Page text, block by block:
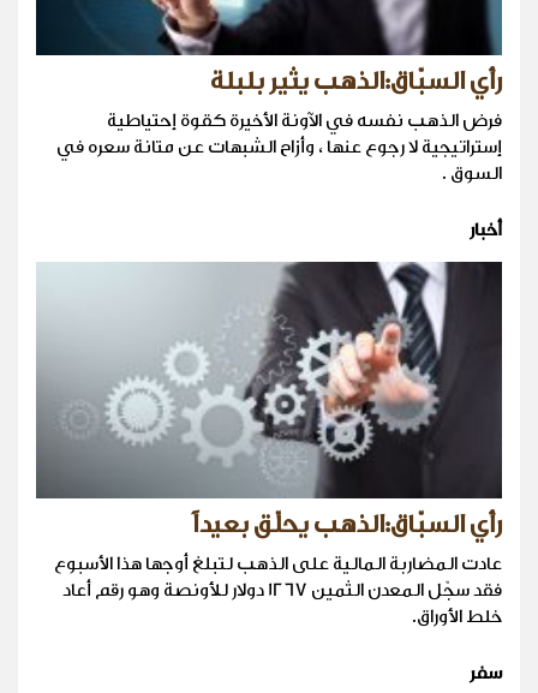
رأي السبّاق:الذهب يثير بلبلة
فرض الذهب نفسه في الآونة الأخيرة كقوة إحتياطية
إستراتيجية لا رجوع عنها ، وأزاح الشبهات عن متانة سعره في
السوق .
أخبار
رأي السبّاق:الذهب يحلّق بعيداً
عادت المضاربة المالية على الذهب لتبلغ أوجها هذا الأسبوع
فقد سجّل المعدن الثمين 1267 دولار للأونصة وهو رقم أعاد
خلط الأوراق.
سفر